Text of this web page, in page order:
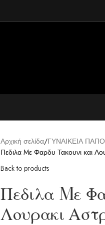
Αρχική σελίδα ΓΥΝΑΙΚΕΙΑ
Πεδιλα Mε Φαρδυ Τακουνι και
Back to products
Πεδιλα Mε
Λουρακι